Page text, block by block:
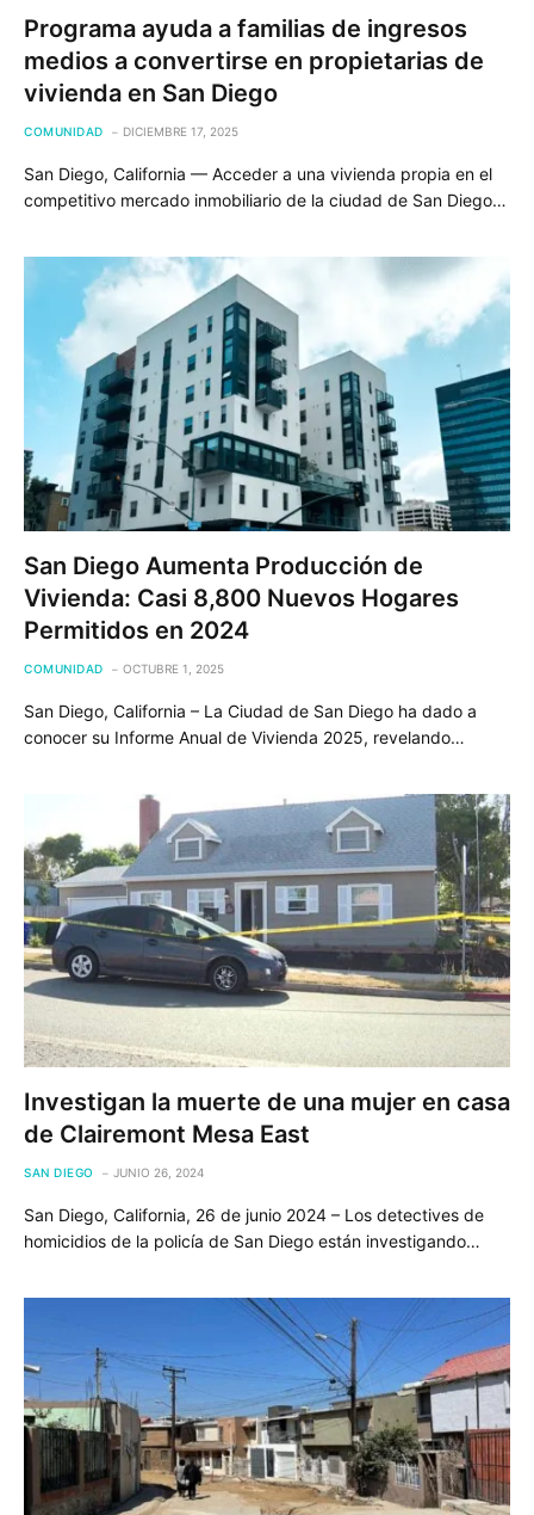
Programa ayuda a familias de ingresos
medios a convertirse en propietarias de
vivienda en San Diego
COMUNIDAD DICIEMBRE 17, 2025
San Diego, California — Acceder a una vivienda propia en el
competitivo mercado inmobiliario de la ciudad de San Diego…
San Diego Aumenta Producción de
Vivienda: Casi 8,800 Nuevos Hogares
Permitidos en 2024
COMUNIDAD OCTUBRE 1, 2025
San Diego, California – La Ciudad de San Diego ha dado a
conocer su Informe Anual de Vivienda 2025, revelando…
Investigan la muerte de una mujer en casa
de Clairemont Mesa East
SAN DIEGO JUNIO 26, 2024
San Diego, California, 26 de junio 2024 – Los detectives de
homicidios de la policía de San Diego están investigando…